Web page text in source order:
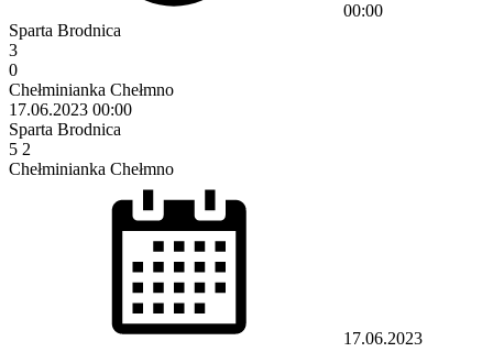
00:00
Sparta Brodnica
3
0
Chełminianka Chełmno
17.06.2023 00:00
Sparta Brodnica
5 2
Chełminianka Chełmno
17.06.2023